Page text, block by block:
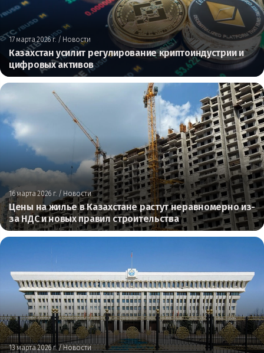
17 марта 2026 г. / Новости
Казахстан усилит регулирование криптоиндустрии и
цифровых активов
16 марта 2026 г. / Новости
Цены на жилье в Казахстане растут неравномерно из-
за НДС и новых правил строительства
13 марта 2026 г. / Новости